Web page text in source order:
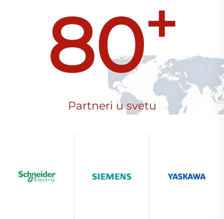
80+
Partneri u svetu